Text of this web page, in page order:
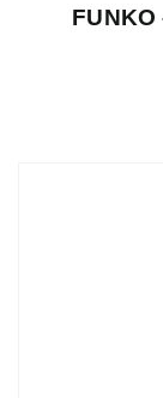
FUNKO